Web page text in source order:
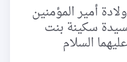
أمير المؤمنين
سكينة بنت
السلام